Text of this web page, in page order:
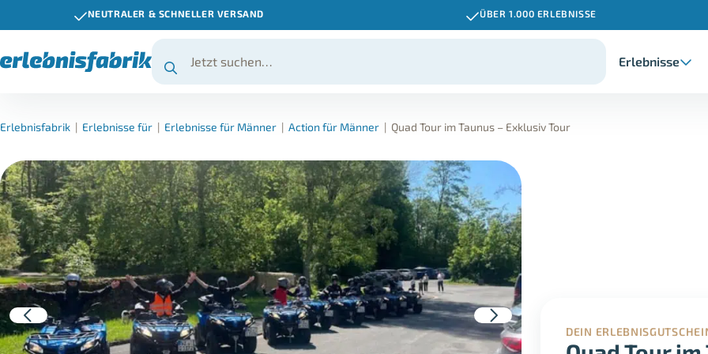
NEUTRALER & SCHNELLER VERSAND ÜBER 1.000 ERLEBNISSE
Erlebnisse
Erlebnisfabrik | Erlebnisse für | Erlebnisse für Männer | Action für Männer | Quad Tour im Taunus – Exklusiv Tour
DEIN